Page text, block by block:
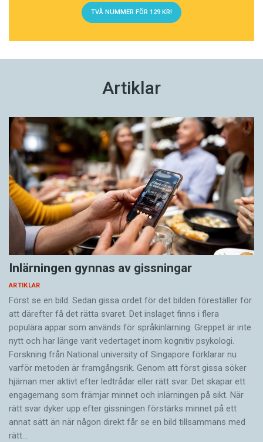
TVÅ NUMMER FÖR 129 KR!
Artiklar
Inlärningen gynnas av gissningar
ARTIKLAR
Först se en bild. Sedan gissa ordet för det bilden föreställer för
att därefter få det rätta svaret. Det inslaget finns i flera
populära appar som används för språkinlärning. Greppet är inte
nytt och har länge varit vedertaget inom kognitiv psykologi.
Forskning från National university of Singa­pore förklarar nu
varför metoden är framgångsrik. Genom att först gissa ­söker
hjärnan mer aktivt ­efter ledtrådar eller rätt svar. Det skapar ett
engagemang som främjar minnet och inlärningen på sikt. När
rätt svar dyker upp efter gissningen förstärks minnet på ett
annat sätt än när någon direkt får se en bild tillsammans med
rätt…